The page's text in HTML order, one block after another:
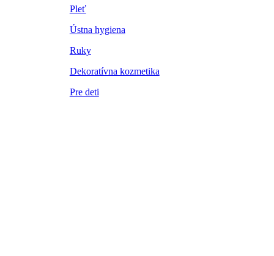
Pleť
Ústna hygiena
Ruky
Dekoratívna kozmetika
Pre deti